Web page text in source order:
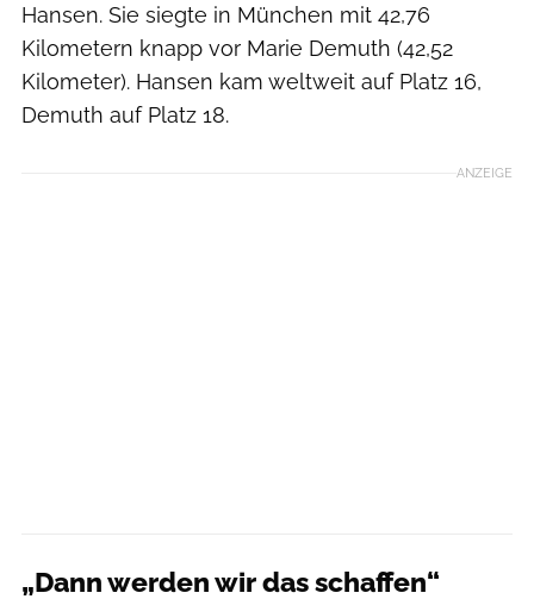
Hansen. Sie siegte in München mit 42,76
Kilometern knapp vor Marie Demuth (42,52
Kilometer). Hansen kam weltweit auf Platz 16,
Demuth auf Platz 18.
ANZEIGE
„Dann werden wir das schaffen“